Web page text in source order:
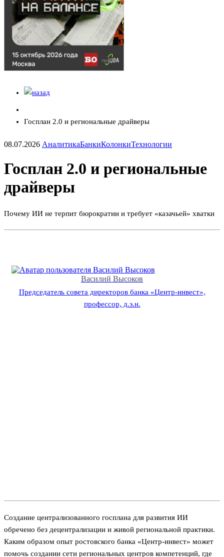
Госплан 2.0 и региональные драйверы
08.07.2026 АналитикаБанкиКолонкиТехнологии
Госплан 2.0 и региональные
драйверы
Почему ИИ не терпит бюрократии и требует «казачьей» хватки
Василий Высоков
Председатель совета директоров банка «Центр-инвест»,
профессор, д.э.н.
Создание централизованного госплана для развития ИИ
обречено без децентрализации и живой региональной практики.
Каким образом опыт ростовского банка «Центр-инвест» может
помочь создании сети региональных центров компетенций, где